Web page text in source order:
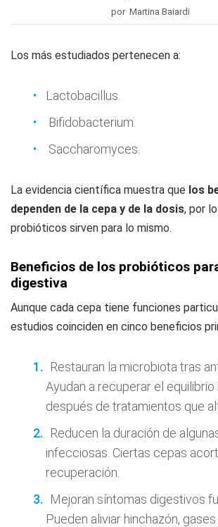
por Martina Baiardi
Los más estudiados pertenecen a:
Lactobacillus.
Bifidobacterium.
Saccharomyces.
La evidencia científica muestra que los
dependen de la cepa y de la dosis, por
probióticos sirven para lo mismo.
Beneficios de los probióticos
digestiva
Aunque cada cepa tiene funciones
estudios coinciden en cinco beneficios
Restauran la microbiota tras
Ayudan a recuperar el equilibrio
después de tratamientos que
Reducen la duración de
infecciosas. Ciertas cepas
recuperación.
Mejoran síntomas digestivos
Pueden aliviar hinchazón,